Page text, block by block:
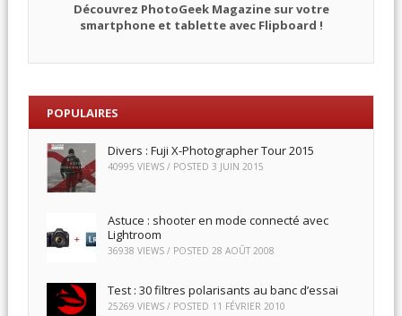
Découvrez PhotoGeek Magazine sur votre
smartphone et tablette avec Flipboard !
POPULAIRES
Divers : Fuji X-Photographer Tour 2015
40995 VIEWS / POSTED 3 JUIN 2015
Astuce : shooter en mode connecté avec
Lightroom
36938 VIEWS / POSTED 28 AOÛT 2008
Test : 30 filtres polarisants au banc d’essai
25269 VIEWS / POSTED 11 FÉVRIER 2010